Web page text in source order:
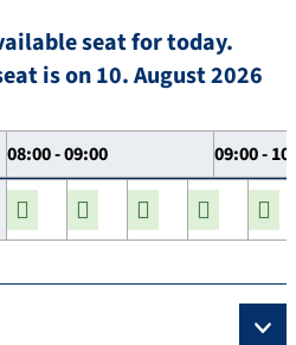
seat for today.
is on 10. August 2026
08:00 - 09:00 09:00 -